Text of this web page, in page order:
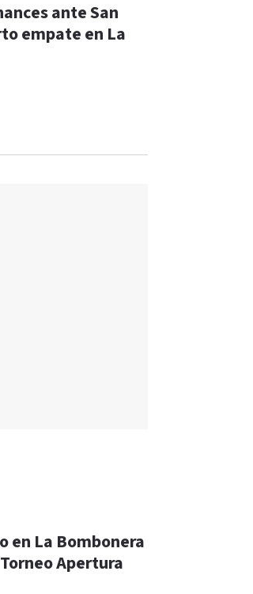
ante San
empate en La
en La Bombonera
Apertura